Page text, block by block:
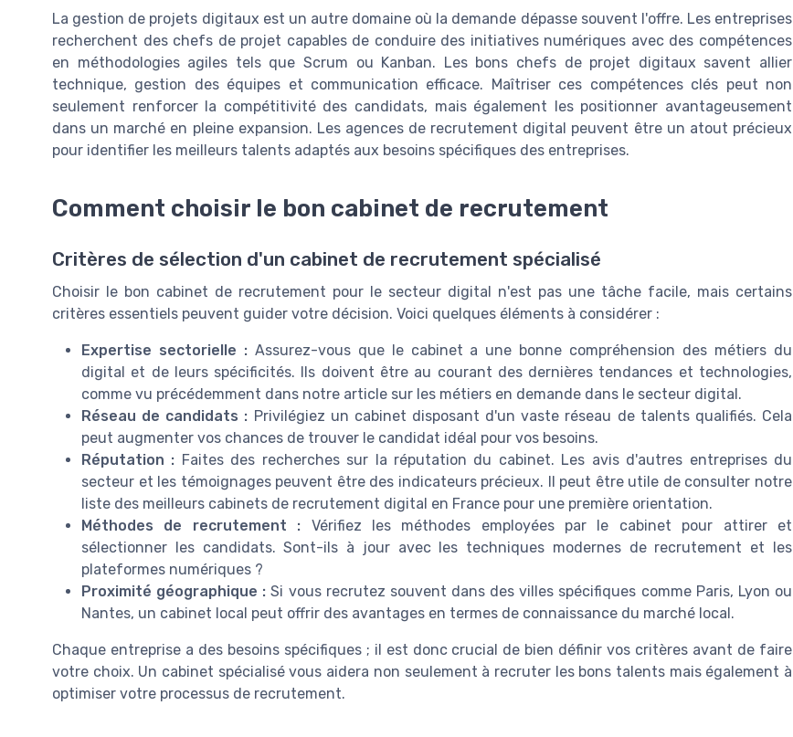
La gestion de projets digitaux est un autre domaine où la demande dépasse souvent l'offre. Les entreprises
recherchent des chefs de projet capables de conduire des initiatives numériques avec des compétences
en méthodologies agiles tels que Scrum ou Kanban. Les bons chefs de projet digitaux savent allier
technique, gestion des équipes et communication efficace. Maîtriser ces compétences clés peut non
seulement renforcer la compétitivité des candidats, mais également les positionner avantageusement
dans un marché en pleine expansion. Les agences de recrutement digital peuvent être un atout précieux
pour identifier les meilleurs talents adaptés aux besoins spécifiques des entreprises.
Comment choisir le bon cabinet de recrutement
Critères de sélection d'un cabinet de recrutement spécialisé
Choisir le bon cabinet de recrutement pour le secteur digital n'est pas une tâche facile, mais certains
critères essentiels peuvent guider votre décision. Voici quelques éléments à considérer :
Expertise sectorielle :Assurez-vous que le cabinet a une bonne compréhension des métiers du
digital et de leurs spécificités. Ils doivent être au courant des dernières tendances et technologies,
comme vu précédemment dans notre article sur les métiers en demande dans le secteur digital.
Réseau de candidats : Privilégiez un cabinet disposant d'un vaste réseau de talents qualifiés. Cela
peut augmenter vos chances de trouver le candidat idéal pour vos besoins.
Réputation : Faites des recherches sur la réputation du cabinet. Les avis d'autres entreprises du
secteur et les témoignages peuvent être des indicateurs précieux. Il peut être utile de consulter notre
liste des meilleurs cabinets de recrutement digital en France pour une première orientation.
Méthodes de recrutement : Vérifiez les méthodes employées par le cabinet pour attirer et
sélectionner les candidats. Sont-ils à jour avec les techniques modernes de recrutement et les
plateformes numériques ?
Proximité géographique : Si vous recrutez souvent dans des villes spécifiques comme Paris, Lyon ou
Nantes, un cabinet local peut offrir des avantages en termes de connaissance du marché local.
Chaque entreprise a des besoins spécifiques ; il est donc crucial de bien définir vos critères avant de faire
votre choix. Un cabinet spécialisé vous aidera non seulement à recruter les bons talents mais également à
optimiser votre processus de recrutement.